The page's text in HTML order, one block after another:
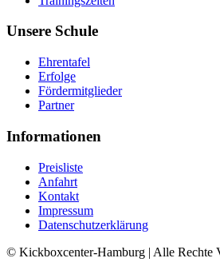
Unsere Schule
Ehrentafel
Erfolge
Fördermitglieder
Partner
Informationen
Preisliste
Anfahrt
Kontakt
Impressum
Datenschutzerklärung
© Kickboxcenter-Hamburg | Alle Rechte